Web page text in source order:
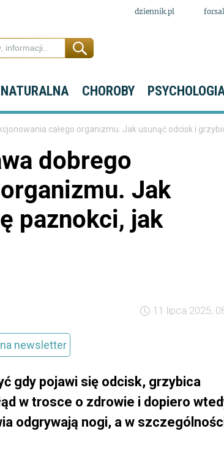
dziennik.pl
CHOROBY
całego organizmu. Jak usunąć odcisk i
dobrego
Jak
paznokci, jak
11 lipca 2025,
newsletter
gdy pojawi się odcisk, grzybica
w trosce o zdrowie i dopiero
odgrywają nogi, a w